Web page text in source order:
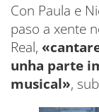
Con Paula e
paso a xente
Real,
unha parte
musical»,